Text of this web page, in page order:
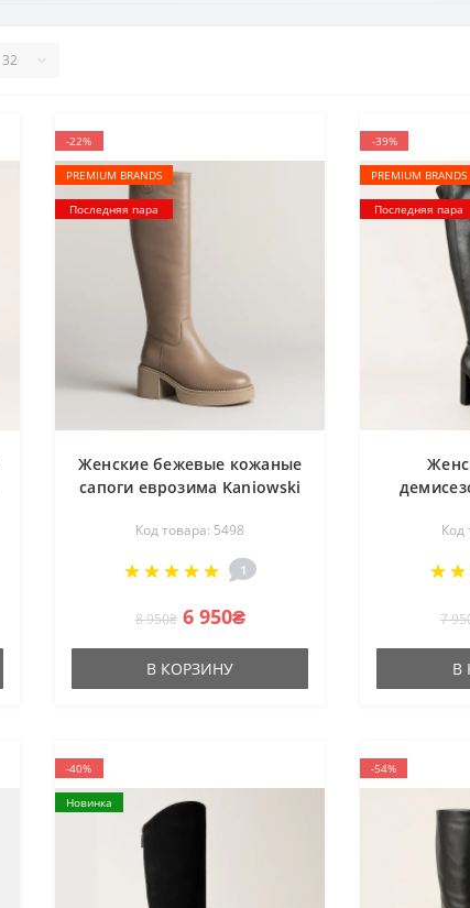
-22%
PREMIUM BRANDS
Последняя пара
Женские бежевые кожаные
сапоги еврозима Kaniowski
Код товара: 5498
1
8 950₴ 6 950₴
В КОРЗИНУ
-39%
PREMIUM BRANDS
Последняя пара
17276
размер
кожм от
Код
7
В
-40%
Новинка
-54%